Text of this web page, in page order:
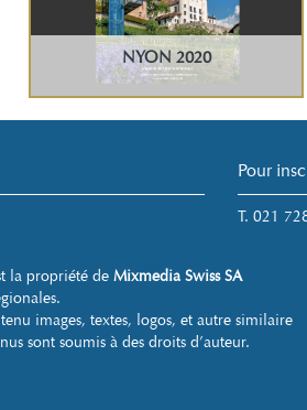
NYON 2020
Pour
T. 021
la propriété de Mixmedia Swiss SA
images, textes, logos, et autre similaire
sont soumis à des droits d’auteur.